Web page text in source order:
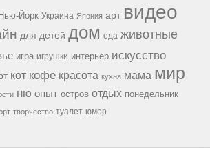
Нью-Йорк Украина Япония арт видео
для детей дом еда животные
игра игрушки интерьер искусство
кот кофе красота кухня мама мир
ню опыт остров отдых понедельник
творчество туалет юмор